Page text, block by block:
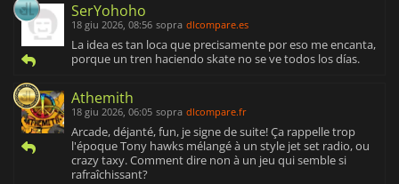
SerYohoho
18 giu 2026, 08:56 sopra dlcompare.es
La idea es tan loca que precisamente por eso me encanta,
porque un tren haciendo skate no se ve todos los días.
Athemith
18 giu 2026, 06:05 sopra dlcompare.fr
Arcade, déjanté, fun, je signe de suite! Ça rappelle trop
l'époque Tony hawks mélangé à un style jet set radio, ou
crazy taxy. Comment dire non à un jeu qui semble si
rafraîchissant?